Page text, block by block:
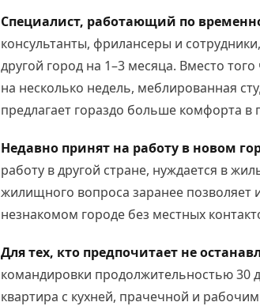
Специалист, работающий по
консультанты, фрилансеры и
другой город на 1–3 месяца. Вместо
на несколько недель, меблированная
предлагает гораздо больше комфорта в
Недавно принят на работу в новом
работу в другой стране, нуждается в
жилищного вопроса заранее позволяет
незнакомом городе без местных
Для тех, кто предпочитает не
командировки продолжительностью 30
квартира с кухней, прачечной и